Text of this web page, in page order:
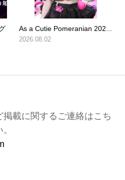
As a Cutie Pomeranian 202...
2026.08.02
載に関するご連絡はこち